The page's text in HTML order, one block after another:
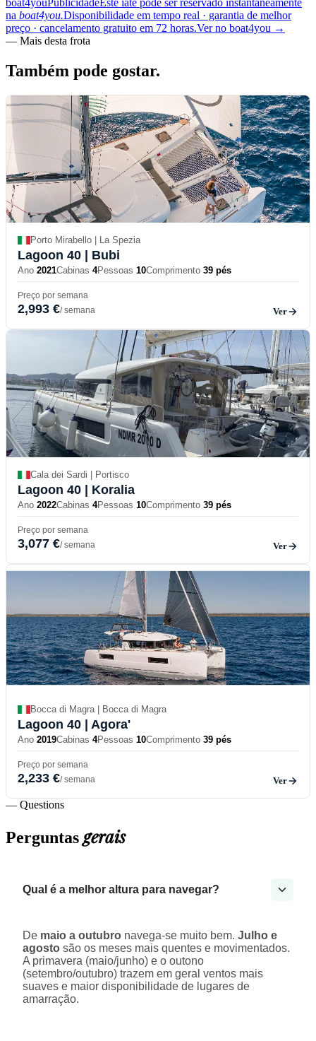
na boat4you.Disponibilidade em tempo real · garantia de melhor
preço · cancelamento gratuito em 72 horas.Ver no boat4you →
— Mais desta frota
Também pode gostar.
Porto Mirabello | La Spezia
Lagoon 40 | Bubi
Ano 2021Cabinas 4Pessoas 10Comprimento 39 pés
Preço por semana
2,993 €/ semana Ver
Cala dei Sardi | Portisco
Lagoon 40 | Koralia
Ano 2022Cabinas 4Pessoas 10Comprimento 39 pés
Preço por semana
3,077 €/ semana Ver
Bocca di Magra | Bocca di Magra
Lagoon 40 | Agora'
Ano 2019Cabinas 4Pessoas 10Comprimento 39 pés
Preço por semana
2,233 €/ semana Ver
— Questions
Perguntasgerais
Qual é a melhor altura para navegar?
De maio a outubro navega-se muito bem. Julho e
agosto são os meses mais quentes e movimentados.
A primavera (maio/junho) e o outono
(setembro/outubro) trazem em geral ventos mais
suaves e maior disponibilidade de lugares de
amarração.